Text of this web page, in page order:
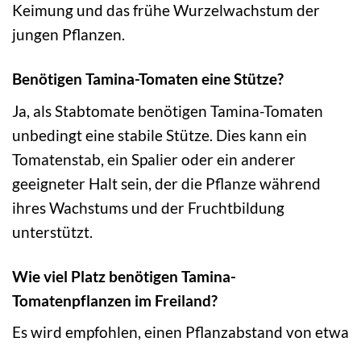
Keimung und das frühe Wurzelwachstum der
jungen Pflanzen.
Benötigen Tamina-Tomaten eine Stütze?
Ja, als Stabtomate benötigen Tamina-Tomaten
unbedingt eine stabile Stütze. Dies kann ein
Tomatenstab, ein Spalier oder ein anderer
geeigneter Halt sein, der die Pflanze während
ihres Wachstums und der Fruchtbildung
unterstützt.
Wie viel Platz benötigen Tamina-
Tomatenpflanzen im Freiland?
Es wird empfohlen, einen Pflanzabstand von etwa